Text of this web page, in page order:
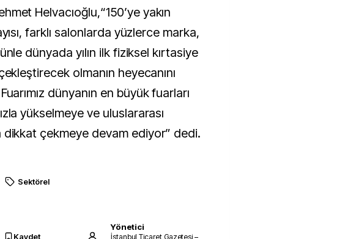
Helvacıoğlu,“150’ye yakın
farklı salonlarda yüzlerce marka,
dünyada yılın ilk fiziksel kırtasiye
olmanın heyecanını
dünyanın en büyük fuarları
yükselmeye ve uluslararası
dikkat çekmeye devam ediyor” dedi.
Sektörel
Kaydet
Yönetici
İstanbul Ticaret Gazetesi –